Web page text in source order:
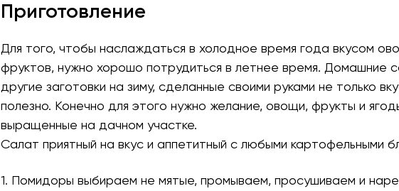
Приготовление
Для того, чтобы наслаждаться в холодное время года вкусом
фруктов, нужно хорошо потрудиться в летнее время. Домашние
другие заготовки на зиму, сделанные своими руками не только
полезно. Конечно для этого нужно желание, овощи, фрукты и
выращенные на дачном участке.
Салат приятный на вкус и аппетитный с любыми картофельными
1. Помидоры выбираем не мятые, промываем, просушиваем и